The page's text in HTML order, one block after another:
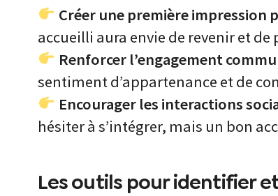
Créer une première impression
accueilli aura envie de revenir et
Renforcer l’engagement
sentiment d’appartenance et de
Encourager les interactions
hésiter à s’intégrer, mais un bon
Les outils pour identifier